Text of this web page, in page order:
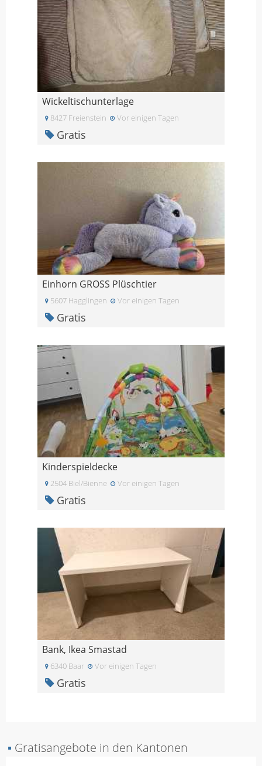
Wickeltischunterlage
8427 Freienstein Vor einigen Tagen
Gratis
Einhorn GROSS Plüschtier
5607 Hagglingen Vor einigen Tagen
Gratis
Kinderspieldecke
2504 Biel/Bienne Vor einigen Tagen
Gratis
Bank, Ikea Smastad
6340 Baar Vor einigen Tagen
Gratis
▪ Gratisangebote in den Kantonen